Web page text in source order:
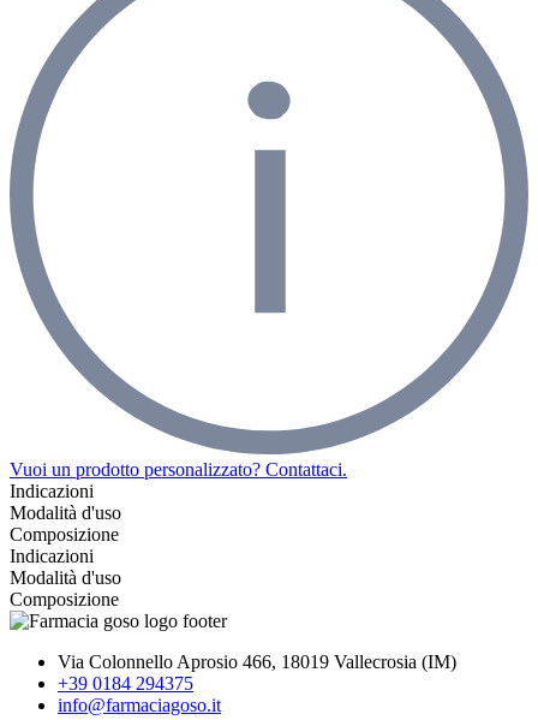
Vuoi un prodotto personalizzato? Contattaci.
Indicazioni
Modalità d'uso
Composizione
Indicazioni
Modalità d'uso
Composizione
Via Colonnello Aprosio 466, 18019 Vallecrosia (IM)
+39 0184 294375
info@farmaciagoso.it